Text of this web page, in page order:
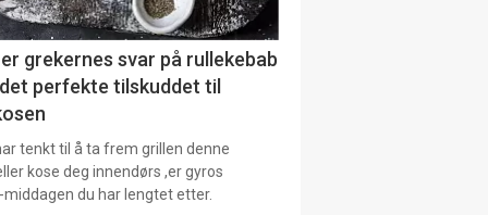
grekernes svar på rullekebab
perfekte tilskuddet til
tenkt til å ta frem grillen denne
kose deg innendørs ,er gyros
du har lengtet etter.